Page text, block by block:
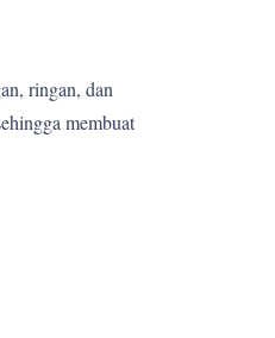
ringan, dan
membuat